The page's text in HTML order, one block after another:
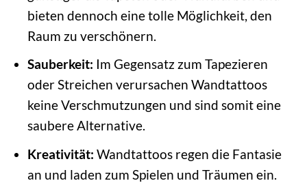
bieten dennoch eine tolle Möglichkeit, den
Raum zu verschönern.
Sauberkeit: Im Gegensatz zum Tapezieren
oder Streichen verursachen Wandtattoos
keine Verschmutzungen und sind somit eine
saubere Alternative.
Kreativität: Wandtattoos regen die Fantasie
an und laden zum Spielen und Träumen ein.